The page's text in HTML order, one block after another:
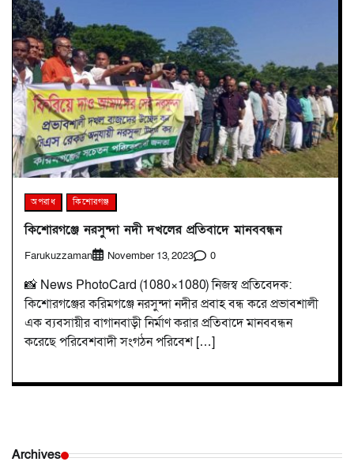
অপরাধ কিশোরগঞ্জ
কিশোরগঞ্জে নরসুন্দা নদী দখলের প্রতিবাদে মানববন্ধন
Farukuzzaman November 13, 2023 0
📸 News PhotoCard (1080×1080) নিজস্ব প্রতিবেদক:
কিশোরগঞ্জের করিমগঞ্জে নরসুন্দা নদীর প্রবাহ বন্ধ করে প্রভাবশালী
এক ব্যবসায়ীর বাগানবাড়ী নির্মাণ করার প্রতিবাদে মানববন্ধন
করেছে পরিবেশবাদী সংগঠন পরিবেশ […]
Archives